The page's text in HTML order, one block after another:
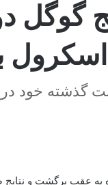
گوگل
گذشته خود